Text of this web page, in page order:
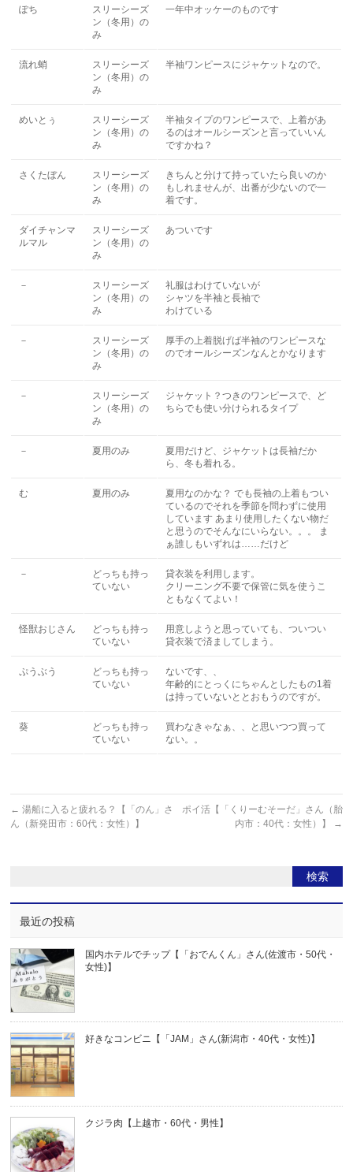
ぽち
スリーシーズ
ン（冬用）の
み
一年中オッケーのものです
流れ蛸
スリーシーズ
ン（冬用）の
み
半袖ワンピースにジャケットなので。
めいとぅ
スリーシーズ
ン（冬用）の
み
半袖タイプのワンピースで、上着があ
るのはオールシーズンと言っていいん
ですかね？
さくたぼん
スリーシーズ
ン（冬用）の
み
きちんと分けて持っていたら良いのか
もしれませんが、出番が少ないので一
着です。
ダイチャンマ
ルマル
スリーシーズ
ン（冬用）の
み
あついです
－
スリーシーズ
ン（冬用）の
み
礼服はわけていないが
シャツを半袖と長袖で
わけている
－
スリーシーズ
ン（冬用）の
み
厚手の上着脱げば半袖のワンピースな
のでオールシーズンなんとかなります
－
スリーシーズ
ン（冬用）の
み
ジャケット？つきのワンピースで、ど
ちらでも使い分けられるタイプ
－ 夏用のみ
夏用だけど、ジャケットは長袖だか
ら、冬も着れる。
む 夏用のみ
夏用なのかな？ でも長袖の上着もつい
ているのでそれを季節を問わずに使用
しています あまり使用したくない物だ
と思うのでそんなにいらない。。。 ま
ぁ誰しもいずれは……だけど
－
どっちも持っ
ていない
貸衣装を利用します。
クリーニング不要で保管に気を使うこ
ともなくてよい！
怪獣おじさん
どっちも持っ
ていない
用意しようと思っていても、ついつい
貸衣装で済ましてしまう。
ぷうぶう
どっちも持っ
ていない
ないです、、
年齢的にとっくにちゃんとしたもの1着
は持っていないととおもうのですが。
葵
どっちも持っ
ていない
買わなきゃなぁ、、と思いつつ買って
ない。。
← 湯船に入ると疲れる？【「のん」さ
ん（新発田市：60代：女性）】
ポイ活【「くりーむそーだ」さん（胎
内市：40代：女性）】
→
最近の投稿
国内ホテルでチップ【「おでんくん」さん(佐渡市・50代・
女性)】
好きなコンビニ【「JAM」さん(新潟市・40代・女性)】
クジラ肉【上越市・60代・男性】